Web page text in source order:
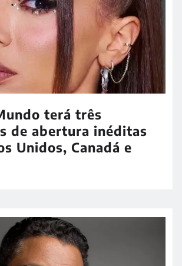
terá três
de abertura inéditas
Unidos, Canadá e